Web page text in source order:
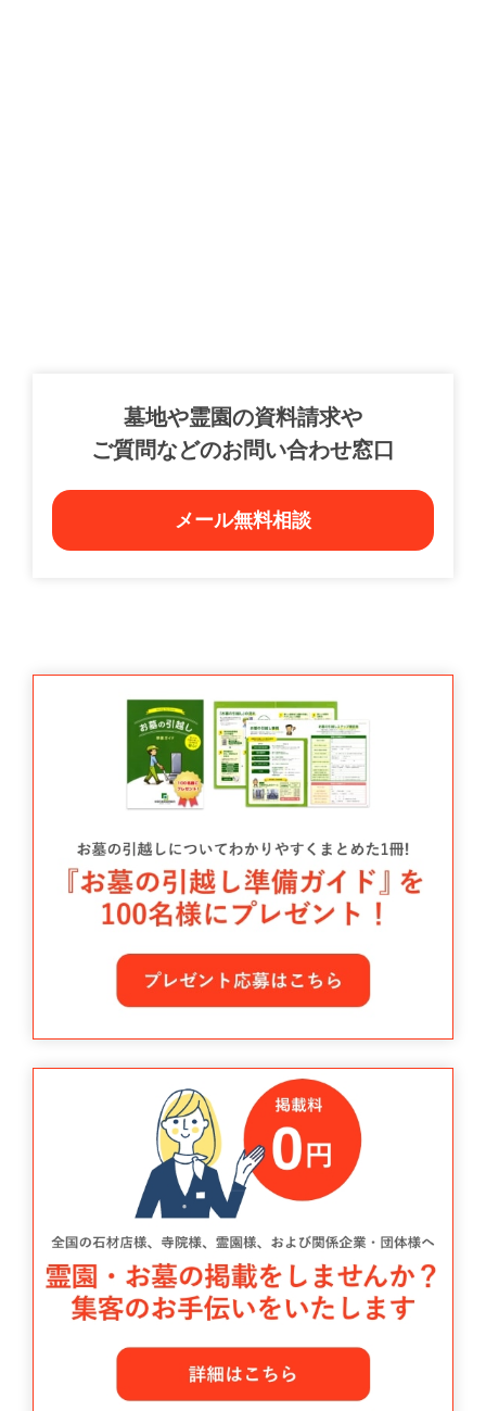
墓地や霊園の資料請求や
ご質問などのお問い合わせ窓口
メール無料相談